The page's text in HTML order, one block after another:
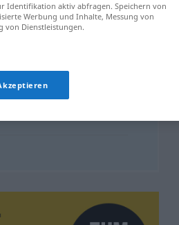
Identifikation aktiv abfragen. Speichern von
Werbung und Inhalte, Messung von
von Dienstleistungen.